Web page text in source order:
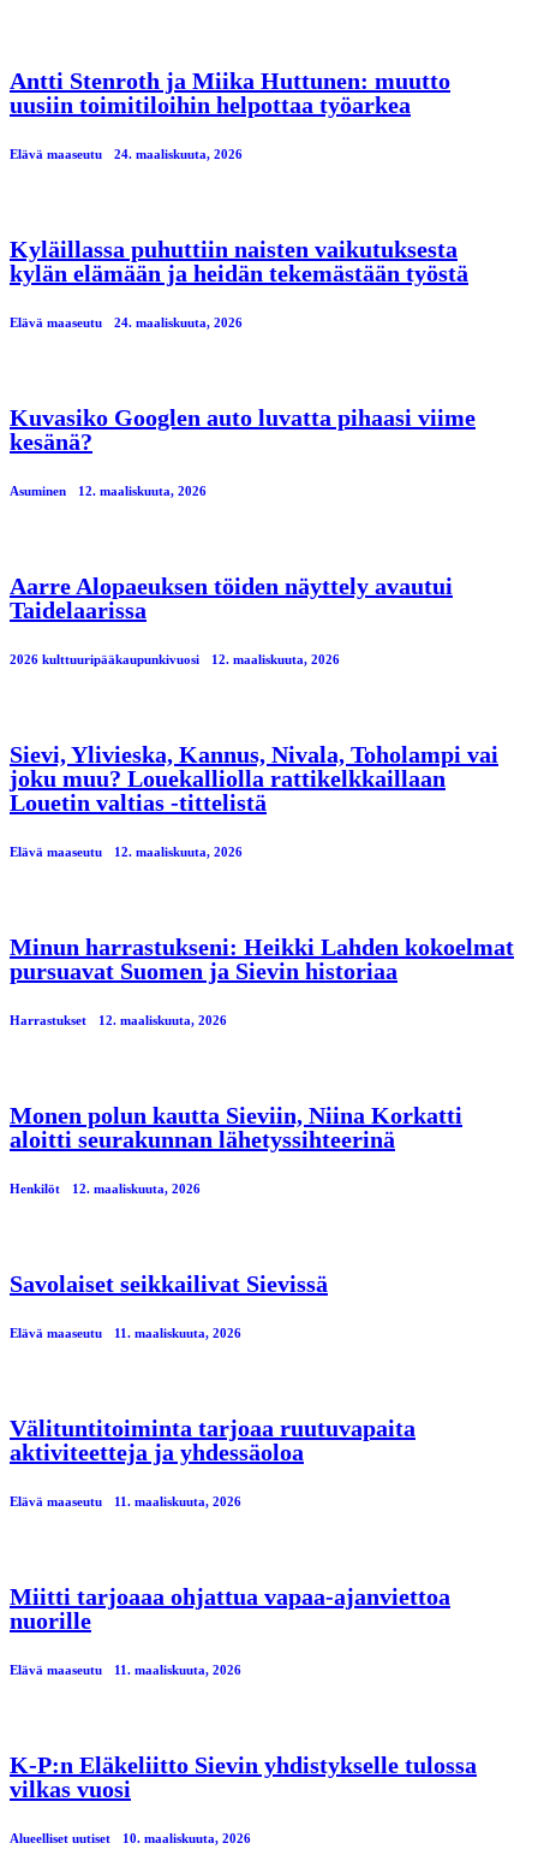
Antti Stenroth ja Miika Huttunen: muutto
uusiin toimitiloihin helpottaa työarkea
Elävä maaseutu 24. maaliskuuta, 2026
Kyläillassa puhuttiin naisten vaikutuksesta
kylän elämään ja heidän tekemästään työstä
Elävä maaseutu 24. maaliskuuta, 2026
Kuvasiko Googlen auto luvatta pihaasi viime
kesänä?
Asuminen 12. maaliskuuta, 2026
Aarre Alopaeuksen töiden näyttely avautui
Taidelaarissa
2026 kulttuuripääkaupunkivuosi 12. maaliskuuta, 2026
Sievi, Ylivieska, Kannus, Nivala, Toholampi vai
joku muu? Louekalliolla rattikelkkaillaan
Louetin valtias -tittelistä
Elävä maaseutu 12. maaliskuuta, 2026
Minun harrastukseni: Heikki Lahden kokoelmat
pursuavat Suomen ja Sievin historiaa
Harrastukset 12. maaliskuuta, 2026
Monen polun kautta Sieviin, Niina Korkatti
aloitti seurakunnan lähetyssihteerinä
Henkilöt 12. maaliskuuta, 2026
Savolaiset seikkailivat Sievissä
Elävä maaseutu 11. maaliskuuta, 2026
Välituntitoiminta tarjoaa ruutuvapaita
aktiviteetteja ja yhdessäoloa
Elävä maaseutu 11. maaliskuuta, 2026
Miitti tarjoaaa ohjattua vapaa-ajanviettoa
nuorille
Elävä maaseutu 11. maaliskuuta, 2026
K-P:n Eläkeliitto Sievin yhdistykselle tulossa
vilkas vuosi
Alueelliset uutiset 10. maaliskuuta, 2026